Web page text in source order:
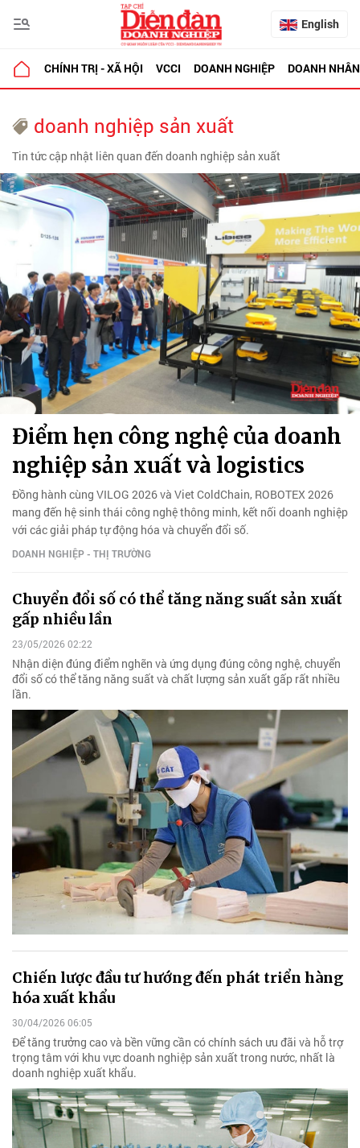
English
CHÍNH TRỊ - XÃ HỘI VCCI DOANH NGHIỆP DOANH NHÂN
doanh nghiệp sản xuất
Tin tức cập nhật liên quan đến doanh nghiệp sản xuất
Điểm hẹn công nghệ của doanh
nghiệp sản xuất và logistics
Đồng hành cùng VILOG 2026 và Viet ColdChain, ROBOTEX 2026
mang đến hệ sinh thái công nghệ thông minh, kết nối doanh nghiệp
với các giải pháp tự động hóa và chuyển đổi số.
DOANH NGHIỆP - THỊ TRƯỜNG
Chuyển đổi số có thể tăng năng suất sản xuất
gấp nhiều lần
23/05/2026 02:22
Nhận diện đúng điểm nghẽn và ứng dụng đúng công nghệ, chuyển
đổi số có thể tăng năng suất và chất lượng sản xuất gấp rất nhiều
lần.
Chiến lược đầu tư hướng đến phát triển hàng
hóa xuất khẩu
30/04/2026 06:05
Để tăng trưởng cao và bền vững cần có chính sách ưu đãi và hỗ trợ
trọng tâm với khu vực doanh nghiệp sản xuất trong nước, nhất là
doanh nghiệp xuất khẩu.